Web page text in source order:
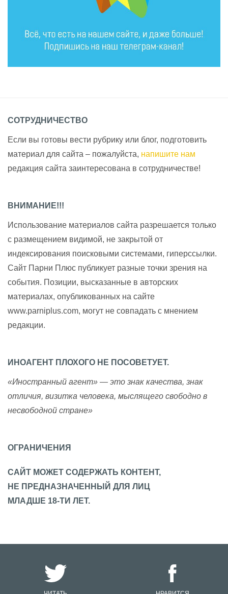
СОТРУДНИЧЕСТВО
Если вы готовы вести рубрику или блог, подготовить
материал для сайта – пожалуйста, напишите нам
редакция сайта заинтересована в сотрудничестве!
ВНИМАНИЕ!!!
Использование материалов сайта разрешается только
с размещением видимой, не закрытой от
индексирования поисковыми системами, гиперссылки.
Сайт Парни Плюс публикует разные точки зрения на
события. Позиции, высказанные в авторских
материалах, опубликованных на сайте
www.parniplus.com, могут не совпадать с мнением
редакции.
ИНОАГЕНТ ПЛОХОГО НЕ ПОСОВЕТУЕТ.
«Иностранный агент» — это знак качества, знак
отличия, визитка человека, мыслящего свободно в
несвободной стране»
ОГРАНИЧЕНИЯ
САЙТ МОЖЕТ СОДЕРЖАТЬ КОНТЕНТ,
НЕ ПРЕДНАЗНАЧЕННЫЙ ДЛЯ ЛИЦ
МЛАДШЕ 18-ТИ ЛЕТ.